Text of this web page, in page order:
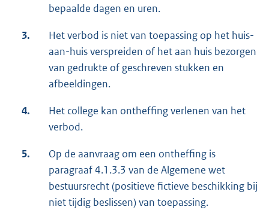
bepaalde dagen en uren.
3.
Het verbod is niet van toepassing op het huis-
aan-huis verspreiden of het aan huis bezorgen
van gedrukte of geschreven stukken en
afbeeldingen.
4.
Het college kan ontheffing verlenen van het
verbod.
5.
Op de aanvraag om een ontheffing is
paragraaf 4.1.3.3 van de Algemene wet
bestuursrecht (positieve fictieve beschikking bij
niet tijdig beslissen) van toepassing.